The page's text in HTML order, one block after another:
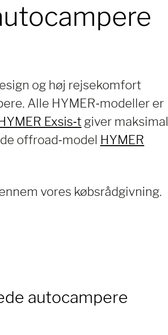
og høj rejsekomfort
Alle HYMER‑modeller er
Exsis‑t giver maksimal
offroad‑model HYMER
vores købsrådgivning.
autocampere